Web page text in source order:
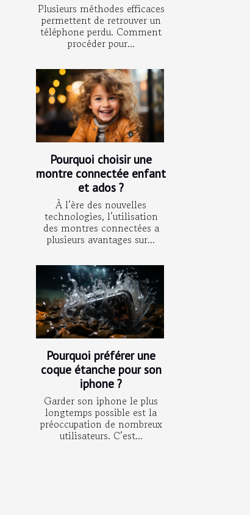
Plusieurs méthodes efficaces
permettent de retrouver un
téléphone perdu. Comment
procéder pour...
Pourquoi choisir une
montre connectée enfant
et ados ?
À l’ère des nouvelles
technologies, l’utilisation
des montres connectées a
plusieurs avantages sur...
Pourquoi préférer une
coque étanche pour son
iphone ?
Garder son iphone le plus
longtemps possible est la
préoccupation de nombreux
utilisateurs. C’est...